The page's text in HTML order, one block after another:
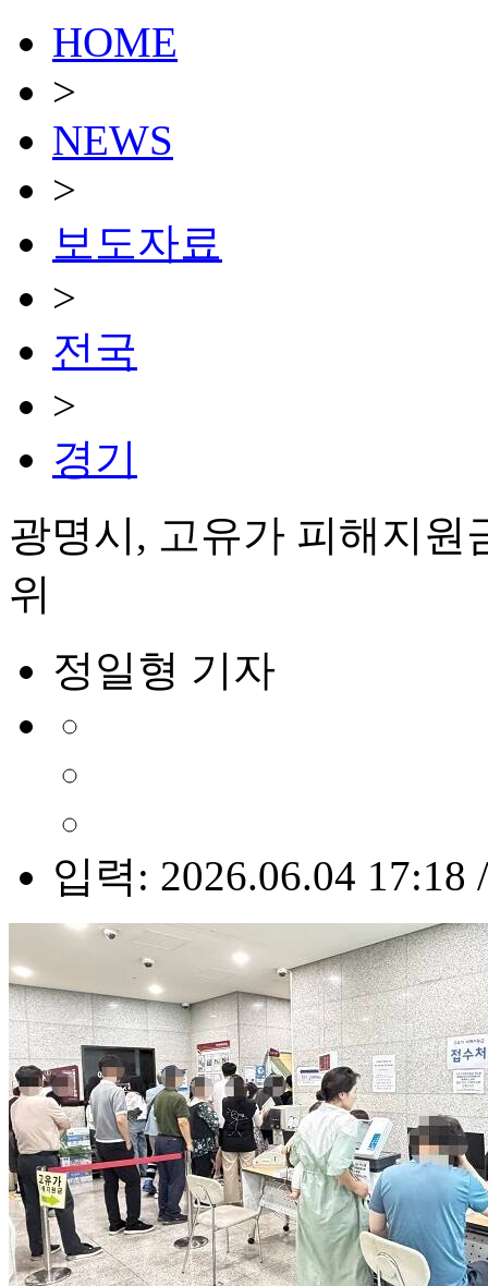
HOME
>
NEWS
>
보도자료
>
전국
>
경기
광명시, 고유가 피해지
위
정일형 기자
입력: 2026.06.04 17:18